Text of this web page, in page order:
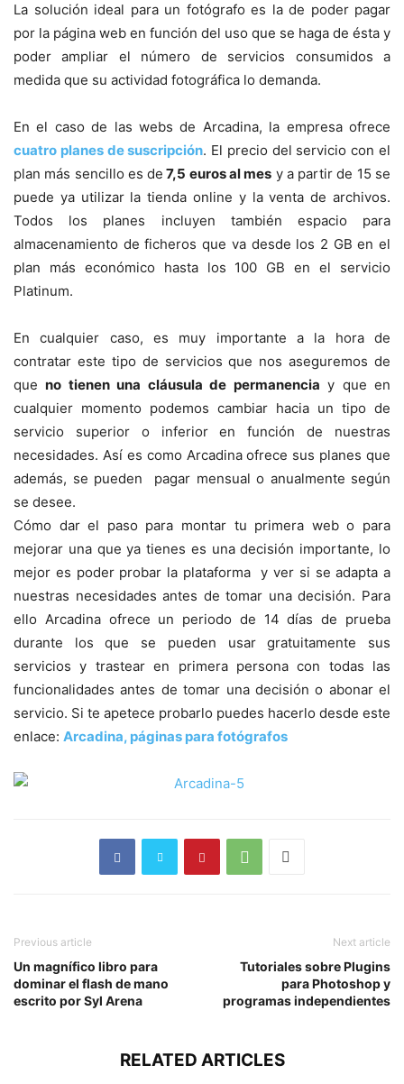
La solución ideal para un fotógrafo es la de poder pagar
por la página web en función del uso que se haga de ésta y
poder ampliar el número de servicios consumidos a
medida que su actividad fotográfica lo demanda.
En el caso de las webs de Arcadina, la empresa ofrece
cuatro planes de suscripción. El precio del servicio con el
plan más sencillo es de 7,5 euros al mes y a partir de 15 se
puede ya utilizar la tienda online y la venta de archivos.
Todos los planes incluyen también espacio para
almacenamiento de ficheros que va desde los 2 GB en el
plan más económico hasta los 100 GB en el servicio
Platinum.
En cualquier caso, es muy importante a la hora de
contratar este tipo de servicios que nos aseguremos de
queno tienen una cláusula de permanencia y que en
cualquier momento podemos cambiar hacia un tipo de
servicio superior o inferior en función de nuestras
necesidades. Así es como Arcadina ofrece sus planes que
además, se pueden pagar mensual o anualmente según
se desee.
Cómo dar el paso para montar tu primera web o para
mejorar una que ya tienes es una decisión importante, lo
mejor es poder probar la plataforma y ver si se adapta a
nuestras necesidades antes de tomar una decisión. Para
ello Arcadina ofrece un periodo de 14 días de prueba
durante los que se pueden usar gratuitamente sus
servicios y trastear en primera persona con todas las
funcionalidades antes de tomar una decisión o abonar el
servicio. Si te apetece probarlo puedes hacerlo desde este
enlace: Arcadina, páginas para fotógrafos
Previous article
Un magnífico libro para
dominar el flash de mano
escrito por Syl Arena
Next article
Tutoriales sobre Plugins
para Photoshop y
programas independientes
RELATED ARTICLES